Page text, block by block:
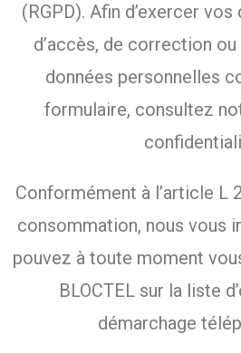
(RGPD). Afin d’exercer
d’accès, de correction
données personnelles
formulaire, consultez
Conformément à l’article L
consommation, nous vous
pouvez à toute moment
BLOCTEL sur la liste
démarchage